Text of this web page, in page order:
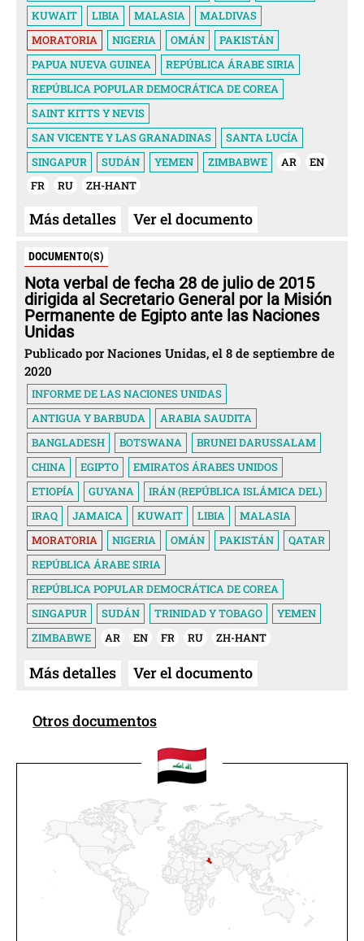
KUWAIT
LIBIA MALASIA
MALDIVAS
MORATORIA
NIGERIA OMÁN
PAKISTÁN
PAPUA NUEVA GUINEA
REPÚBLICA ÁRABE SIRIA
REPÚBLICA POPULAR DEMOCRÁTICA DE COREA
SAINT KITTS Y NEVIS
SAN VICENTE Y LAS GRANADINAS
SANTA LUCÍA
SINGAPUR
SUDÁN YEMEN ZIMBABWE AR
EN
FR
RU ZH-HANT
Más detalles Ver el documento
DOCUMENTO(S)
Nota verbal de fecha 28 de julio de 2015
dirigida al Secretario General por la Misión
Permanente de Egipto ante las Naciones
Unidas
Publicado por Naciones Unidas, el 8 de septiembre de
2020
INFORME DE LAS NACIONES UNIDAS
ANTIGUA Y BARBUDA
ARABIA SAUDITA
BANGLADESH
BOTSWANA
BRUNEI DARUSSALAM
CHINA
EGIPTO
EMIRATOS ÁRABES UNIDOS
ETIOPÍA
GUYANA
IRÁN (REPÚBLICA ISLÁMICA DEL)
IRAQ
JAMAICA KUWAIT LIBIA
MALASIA
MORATORIA
NIGERIA OMÁN PAKISTÁN
QATAR
REPÚBLICA ÁRABE SIRIA
REPÚBLICA POPULAR DEMOCRÁTICA DE COREA
SINGAPUR
SUDÁN TRINIDAD Y TOBAGO
YEMEN
ZIMBABWE
AR EN FR RU ZH-HANT
Más detalles Ver el documento
Otros documentos